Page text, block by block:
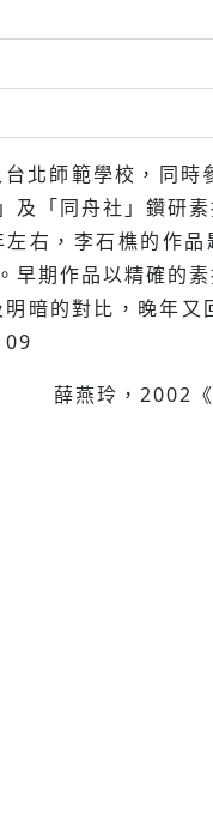
北師範學校，同
「同舟社」鑽研
右，李石樵的作
早期作品以精確的
暗的對比，晚年
薛燕玲，2002